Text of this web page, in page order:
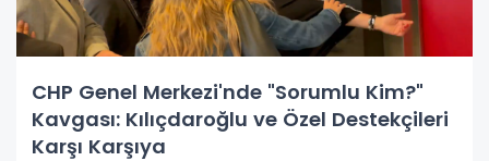
CHP Genel Merkezi'nde "Sorumlu Kim?"
Kavgası: Kılıçdaroğlu ve Özel Destekçileri
Karşı Karşıya